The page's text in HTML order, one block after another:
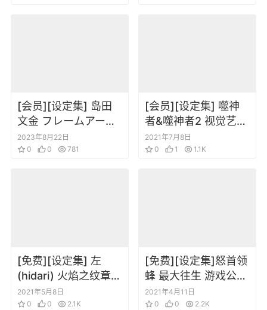
[会员][设定集] 岛田
文金 フレームアーム
ズ・ガール デザイナ
ーズノート
2023年8月22日
0
0 781
[会员][设定集] 噬神
者&噬神者2 视觉艺术
资料集
2021年7月8日
0
1 1.1K
[免费][设定集] 左
(hidari) 火焰之纹章
Fire Emblem Echoes
另一位英雄王 设定画
2021年5月8日
0
0 2.1K
[免费][设定集]怒首领
蜂 最大往生 游戏公式
设定资料集
2021年4月11日
0
0 2.2K